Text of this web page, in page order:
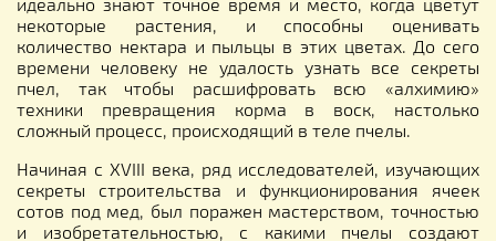
некоторые растения, и способны оценивать
количество нектара и пыльцы в этих цветах. До сего
времени человеку не удалость узнать все секреты
пчел, так чтобы расшифровать всю «алхимию»
техники превращения корма в воск, настолько
сложный процесс, происходящий в теле пчелы.
Начиная с XVIII века, ряд исследователей, изучающих
секреты строительства и функционирования ячеек
сотов под мед, был поражен мастерством, точностью
и изобретательностью, с какими пчелы создают